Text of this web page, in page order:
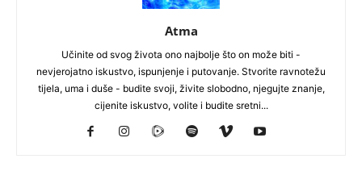
Atma
Učinite od svog života ono najbolje što on može biti -
nevjerojatno iskustvo, ispunjenje i putovanje. Stvorite ravnotežu
tijela, uma i duše - budite svoji, živite slobodno, njegujte znanje,
cijenite iskustvo, volite i budite sretni...